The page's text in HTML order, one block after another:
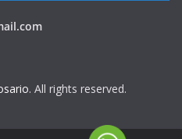
. All rights reserved.